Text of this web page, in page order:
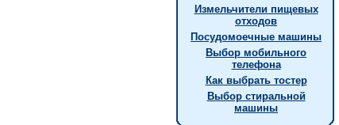
Измельчители пищевых
отходов
Посудомоечные машины
Выбор мобильного
телефона
Как выбрать тостер
Выбор стиральной
машины